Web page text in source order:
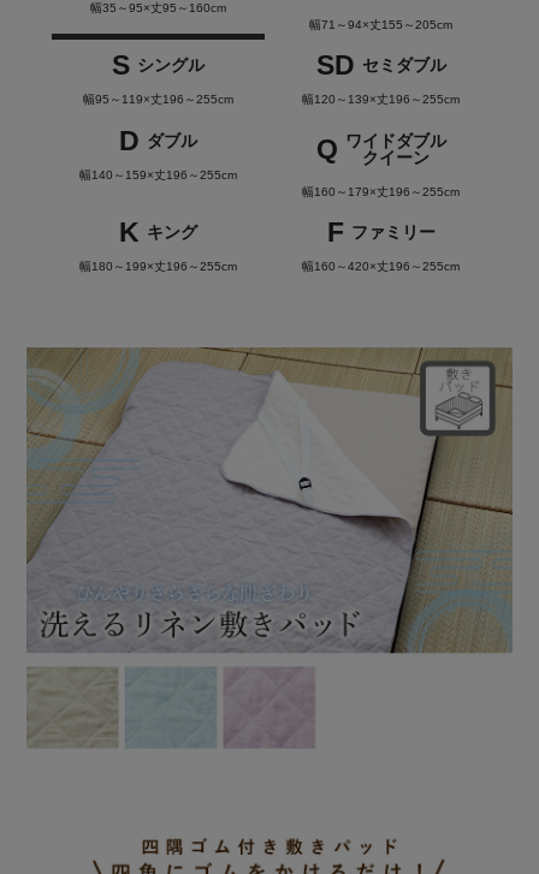
幅35～95×丈95～160cm
幅71～94×丈155～205cm
S シングル
幅95～119×丈196～255cm
SD セミダブル
幅120～139×丈196～255cm
D ダブル
幅140～159×丈196～255cm
Q ワイドダブル
クイーン
幅160～179×丈196～255cm
K キング
幅180～199×丈196～255cm
F ファミリー
幅160～420×丈196～255cm